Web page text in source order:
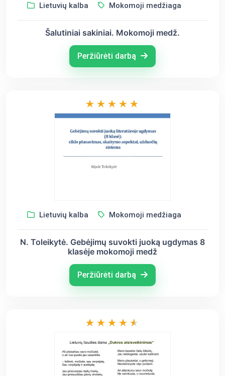
Lietuvių kalba Mokomoji medžiaga
Šalutiniai sakiniai. Mokomoji medž.
Peržiūrėti darbą
Lietuvių kalba Mokomoji medžiaga
N. Toleikytė. Gebėjimų suvokti juoką ugdymas 8
klasėje mokomoji medž
Peržiūrėti darbą